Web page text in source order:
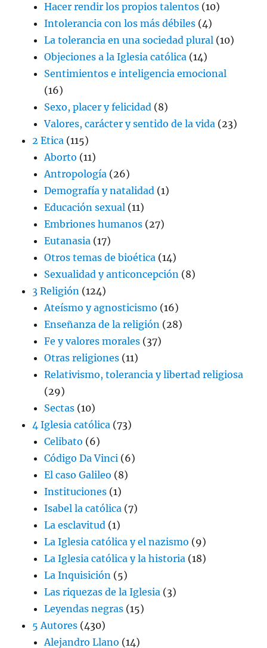
Hacer rendir los propios talentos (10)
Intolerancia con los más débiles (4)
La tolerancia en una sociedad plural (10)
Objeciones a la Iglesia católica (14)
Sentimientos e inteligencia emocional
(16)
Sexo, placer y felicidad (8)
Valores, carácter y sentido de la vida (23)
2 Etica (115)
Aborto (11)
Antropología (26)
Demografía y natalidad (1)
Educación sexual (11)
Embriones humanos (27)
Eutanasia (17)
Otros temas de bioética (14)
Sexualidad y anticoncepción (8)
3 Religión (124)
Ateísmo y agnosticismo (16)
Enseñanza de la religión (28)
Fe y valores morales (37)
Otras religiones (11)
Relativismo, tolerancia y libertad religiosa
(29)
Sectas (10)
4 Iglesia católica (73)
Celibato (6)
Código Da Vinci (6)
El caso Galileo (8)
Instituciones (1)
Isabel la católica (7)
La esclavitud (1)
La Iglesia católica y el nazismo (9)
La Iglesia católica y la historia (18)
La Inquisición (5)
Las riquezas de la Iglesia (3)
Leyendas negras (15)
5 Autores (430)
Alejandro Llano (14)